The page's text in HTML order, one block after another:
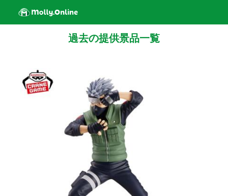
過去の提供景品一覧